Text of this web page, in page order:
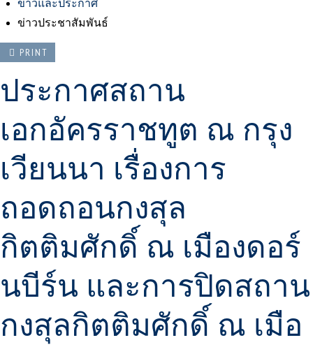
ข่าวและประกาศ
ข่าวประชาสัมพันธ์
PRINT
ประกาศสถาน
เอกอัครราชทูต ณ กรุง
เวียนนา เรื่องการ
ถอดถอนกงสุล
กิตติมศักดิ์ ณ เมืองดอร์
นบีร์น และการปิดสถาน
กงสุลกิตติมศักดิ์ ณ เมือ